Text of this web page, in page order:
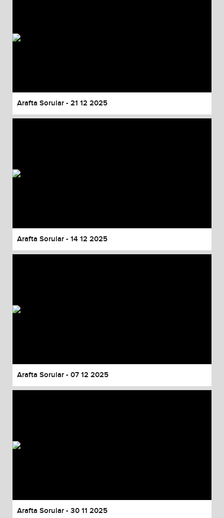
Arafta Sorular - 21 12 2025
Arafta Sorular - 14 12 2025
Arafta Sorular - 07 12 2025
Arafta Sorular - 30 11 2025